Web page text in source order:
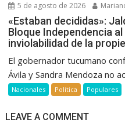
5 de agosto de 2026
«Estaban decididas»:
Bloque Independencia
inviolabilidad de la
El gobernador tucumano
Ávila y Sandra Mendoza no
Nacionales Política Populares
LEAVE A COMMENT